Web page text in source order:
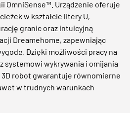
OmniSense™. Urządzenie oferuje
w kształcie litery U,
granic oraz intuicyjną
Dreamehome, zapewniając
Dzięki możliwości pracy na
systemowi wykrywania i omijania
robot gwarantuje równomierne
w trudnych warunkach